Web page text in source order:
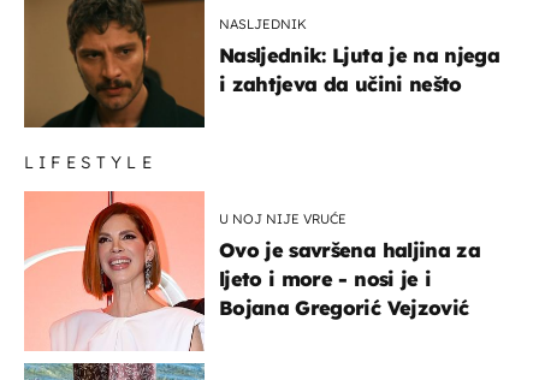
NASLJEDNIK
Nasljednik: Ljuta je na njega
i zahtjeva da učini nešto
LIFESTYLE
U NOJ NIJE VRUĆE
Ovo je savršena haljina za
ljeto i more - nosi je i
Bojana Gregorić Vejzović